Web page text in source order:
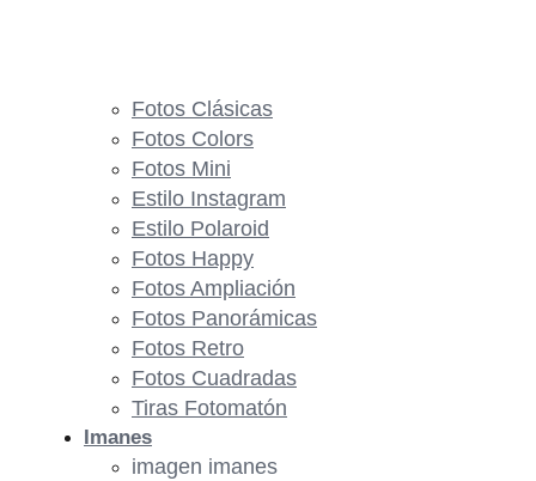
Fotos Clásicas
Fotos Colors
Fotos Mini
Estilo Instagram
Estilo Polaroid
Fotos Happy
Fotos Ampliación
Fotos Panorámicas
Fotos Retro
Fotos Cuadradas
Tiras Fotomatón
Imanes
imagen imanes